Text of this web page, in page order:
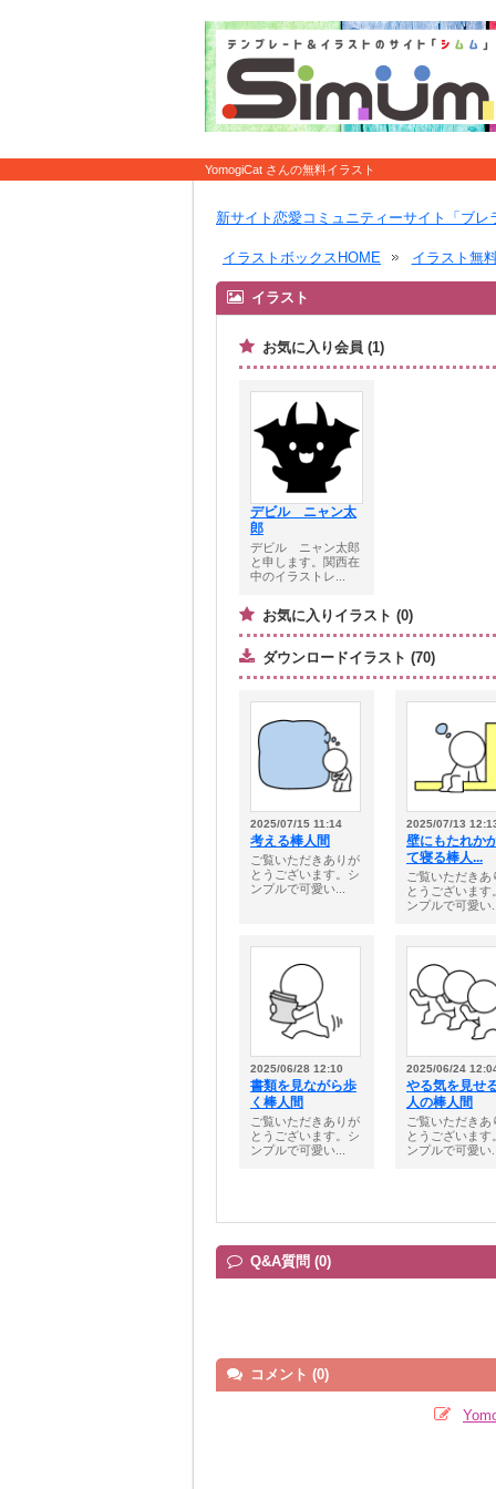
YomogiCat さんの無料イラスト
新サイト恋愛コミュニティーサイト「ブレ
イラストボックスHOME イラスト無
イラスト
お気に入り会員 (1)
デビル ニャン太
郎
デビル ニャン太郎
と申します。関西在
中のイラストレ...
お気に入りイラスト (0)
ダウンロードイラスト (70)
2025/07/15 11:14
考える棒人間
ご覧いただきありが
とうございます。シ
ンプルで可愛い...
2025/07/13
壁にもたれか
て寝る棒人...
ご覧いただきあ
とうございます
ンプルで可愛い
2025/06/28 12:10
書類を見ながら歩
く棒人間
ご覧いただきありが
とうございます。シ
ンプルで可愛い...
2025/06/24
やる気を見せ
人の棒人間
ご覧いただきあ
とうございます
ンプルで可愛い
Q&A質問 (0)
コメント (0)